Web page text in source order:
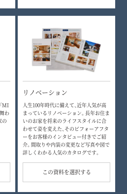
MI
わ
の
リノベーション
人生100年時代に備えて、近年人気が高
まっているリノベーション。長年お住ま
いのお家を将来のライフスタイルに合
わせて姿を変えた、そのビフォーアフタ
ーをお客様のインタビュー付きでご紹
介。間取りや内装の変更など写真や図で
詳しくわかる人気のカタログです。
この資料を選択する